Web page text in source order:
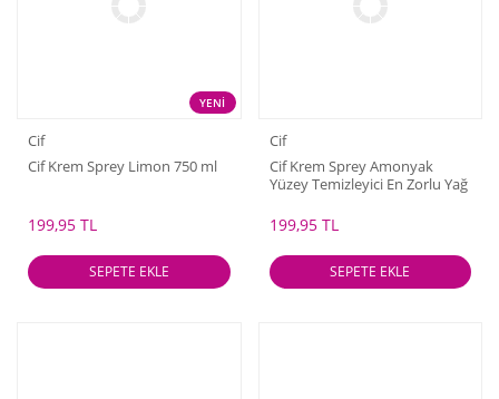
YENİ
Cif
Cif Krem Sprey Limon 750 ml
199,95 TL
SEPETE EKLE
Cif
Cif Krem Sprey Amonyak
Yüzey Temizleyici En Zorlu Yağ
199,95 TL
SEPETE EKLE